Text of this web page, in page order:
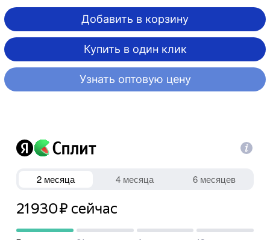
Добавить в корзину
Купить в один клик
Узнать оптовую цену